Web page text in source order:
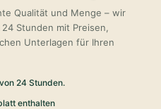
Qualität und Menge – wir
Stunden mit Preisen,
Unterlagen für Ihren
24 Stunden.
enthalten